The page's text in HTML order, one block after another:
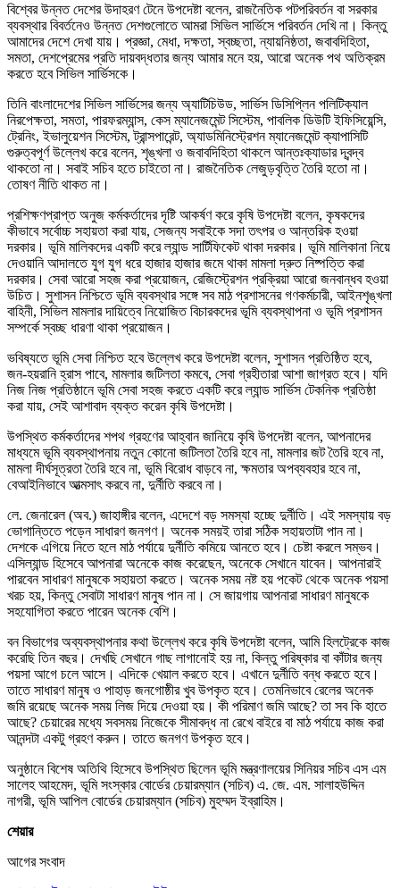
বিশ্বের উন্নত দেশের উদাহরণ টেনে উপদেষ্টা বলেন, রাজনৈতিক পটপরিবর্তন বা সরকার
ব্যবস্থার বিবর্তনেও উন্নত দেশগুলোতে আমরা সিভিল সার্ভিসে পরিবর্তন দেখি না। কিন্তু
আমাদের দেশে দেখা যায়। প্রজ্ঞা, মেধা, দক্ষতা, স্বচ্ছতা, ন্যায়নিষ্ঠতা, জবাবদিহিতা,
সমতা, দেশপ্রেমের প্রতি দায়বদ্ধতার জন্য আমার মনে হয়, আরো অনেক পথ অতিক্রম
করতে হবে সিভিল সার্ভিসকে।
তিনি বাংলাদেশের সিভিল সার্ভিসের জন্য অ্যাটিচিউড, সার্ভিস ডিসিপ্লিন পলিটিক্যাল
নিরপেক্ষতা, সমতা, পারফরম্যান্স, কেস ম্যানেজমেন্ট সিস্টেম, পাবলিক ডিউটি ইফিসিয়েন্সি,
ট্রেনিং, ইভালুয়েশন সিস্টেম, ট্রান্সপারেন্ট, অ্যাডমিনিস্ট্রেশন ম্যানেজমেন্ট ক্যাপাসিটি
গুরুত্বপূর্ণ উল্লেখ করে বলেন, শৃঙ্খলা ও জবাবদিহিতা থাকলে আন্তঃক্যাডার দ্বন্দ্ব
থাকতো না। সবাই সচিব হতে চাইতো না। রাজনৈতিক লেজুড়বৃত্তি তৈরি হতো না।
তোষণ নীতি থাকত না।
প্রশিক্ষণপ্রাপ্ত অনুজ কর্মকর্তাদের দৃষ্টি আকর্ষণ করে কৃষি উপদেষ্টা বলেন, কৃষকদের
কীভাবে সর্বোচ্চ সহায়তা করা যায়, সেজন্য সবাইকে সদা তৎপর ও আন্তরিক হওয়া
দরকার। ভূমি মালিকদের একটি করে ল্যান্ড সার্টিফিকেট থাকা দরকার। ভূমি মালিকানা নিয়ে
দেওয়ানি আদালতে যুগ যুগ ধরে হাজার হাজার জমে থাকা মামলা দ্রুত নিষ্পত্তি করা
দরকার। সেবা আরো সহজ করা প্রয়োজন, রেজিস্ট্রেশন প্রক্রিয়া আরো জনবান্ধব হওয়া
উচিত। সুশাসন নিশ্চিতে ভূমি ব্যবস্থার সঙ্গে সব মাঠ প্রশাসনের গণকর্মচারী, আইনশৃঙ্খলা
বাহিনী, সিভিল মামলার দায়িত্বে নিয়োজিত বিচারকদের ভূমি ব্যবস্থাপনা ও ভূমি প্রশাসন
সম্পর্কে স্বচ্ছ ধারণা থাকা প্রয়োজন।
ভবিষ্যতে ভূমি সেবা নিশ্চিত হবে উল্লেখ করে উপদেষ্টা বলেন, সুশাসন প্রতিষ্ঠিত হবে,
জন-হয়রানি হ্রাস পাবে, মামলার জটিলতা কমবে, সেবা গ্রহীতারা আশা জাগ্রত হবে। যদি
নিজ নিজ প্রতিষ্ঠানে ভূমি সেবা সহজ করতে একটি করে ল্যান্ড সার্ভিস টেকনিক প্রতিষ্ঠা
করা যায়, সেই আশাবাদ ব্যক্ত করেন কৃষি উপদেষ্টা।
উপস্থিত কর্মকর্তাদের শপথ গ্রহণের আহ্বান জানিয়ে কৃষি উপদেষ্টা বলেন, আপনাদের
মাধ্যমে ভূমি ব্যবস্থাপনায় নতুন কোনো জটিলতা তৈরি হবে না, মামলার জট তৈরি হবে না,
মামলা দীর্ঘসূত্রতা তৈরি হবে না, ভূমি বিরোধ বাড়বে না, ক্ষমতার অপব্যবহার হবে না,
বেআইনিভাবে আত্মসাৎ করবে না, দুর্নীতি করবে না।
লে. জেনারেল (অব.) জাহাঙ্গীর বলেন, এদেশে বড় সমস্যা হচ্ছে দুর্নীতি। এই সমস্যায় বড়
ভোগান্তিতে পড়েন সাধারণ জনগণ। অনেক সময়ই তারা সঠিক সহায়তাটা পান না।
দেশকে এগিয়ে নিতে হলে মাঠ পর্যায়ে দুর্নীতি কমিয়ে আনতে হবে। চেষ্টা করলে সম্ভব।
এসিল্যান্ড হিসেবে আপনারা অনেকে কাজ করেছেন, অনেকে সেখানে যাবেন। আপনারাই
পারবেন সাধারণ মানুষকে সহায়তা করতে। অনেক সময় নষ্ট হয় পকেট থেকে অনেক পয়সা
খরচ হয়, কিন্তু সেবাটা সাধারণ মানুষ পান না। সে জায়গায় আপনারা সাধারণ মানুষকে
সহযোগিতা করতে পারেন অনেক বেশি।
বন বিভাগের অব্যবস্থাপনার কথা উল্লেখ করে কৃষি উপদেষ্টা বলেন, আমি হিলট্রেকে কাজ
করেছি তিন বছর। দেখছি সেখানে গাছ লাগানোই হয় না, কিন্তু পরিষ্কার বা কাঁটার জন্য
পয়সা আগে চলে আসে। এদিকে খেয়াল করতে হবে। এখানে দুর্নীতি বন্ধ করতে হবে।
তাতে সাধারণ মানুষ ও পাহাড় জনগোষ্ঠীর খুব উপকৃত হবে। তেমনিভাবে রেলের অনেক
জমি রয়েছে অনেক সময় লিজ দিয়ে দেওয়া হয়। কী পরিমাণ জমি আছে? তা সব কি হাতে
আছে? চেয়ারের মধ্যে সবসময় নিজেকে সীমাবদ্ধ না রেখে বাইরে বা মাঠ পর্যায়ে কাজ করা
আনন্দটা একটু গ্রহণ করুন। তাতে জনগণ উপকৃত হবে।
অনুষ্ঠানে বিশেষ অতিথি হিসেবে উপস্থিত ছিলেন ভূমি মন্ত্রণালয়ের সিনিয়র সচিব এস এম
সালেহ আহমেদ, ভূমি সংস্কার বোর্ডের চেয়ারম্যান (সচিব) এ. জে. এম. সালাহউদ্দিন
নাগরী, ভূমি আপিল বোর্ডের চেয়ারম্যান (সচিব) মুহম্মদ ইব্রাহিম।
শেয়ার
আগের সংবাদ